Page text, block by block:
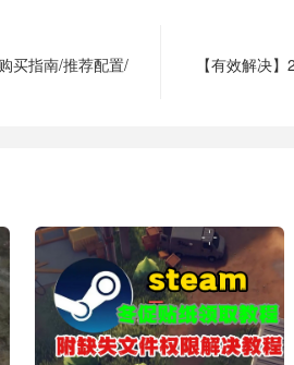
买指南/推荐配置/
【有效解决